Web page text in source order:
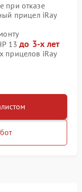
при отказе
прицел iRay
13до 3-х лет
прицелов iRay